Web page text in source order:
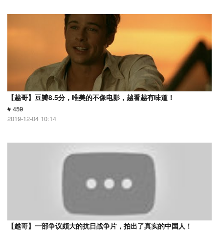
【越哥】豆瓣8.5分，唯美的不像电影，越看越有味道！
# 459
2019-12-04 10:14
【越哥】一部争议颇大的抗日战争片，拍出了真实的中国人！